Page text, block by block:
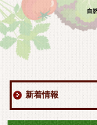
新着情報